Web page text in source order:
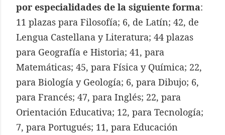
por especialidades de la siguiente forma:
11 plazas para Filosofía; 6, de Latín; 42, de
Lengua Castellana y Literatura; 44 plazas
para Geografía e Historia; 41, para
Matemáticas; 45, para Física y Química; 22,
para Biología y Geología; 6, para Dibujo; 6,
para Francés; 47, para Inglés; 22, para
Orientación Educativa; 12, para Tecnología;
7, para Portugués; 11, para Educación